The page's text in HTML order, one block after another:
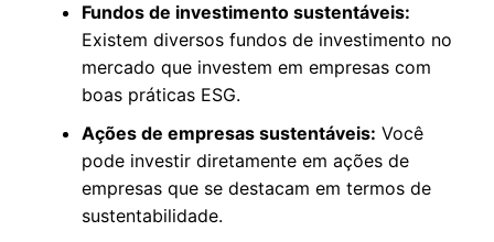
Fundos de investimento sustentáveis:
Existem diversos fundos de investimento no
mercado que investem em empresas com
boas práticas ESG.
Ações de empresas sustentáveis: Você
pode investir diretamente em ações de
empresas que se destacam em termos de
sustentabilidade.